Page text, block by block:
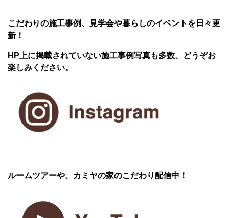
こだわりの施工事例、見学会や暮らしのイベントを日々更
新！
HP上に掲載されていない施工事例写真も多数、どうぞお
楽しみください。
ルームツアーや、カミヤの家のこだわり配信中！